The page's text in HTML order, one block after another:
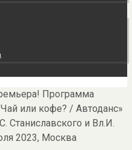
Программа
или кофе? / Автоданс»
Станиславского и Вл.И.
2023, Москва